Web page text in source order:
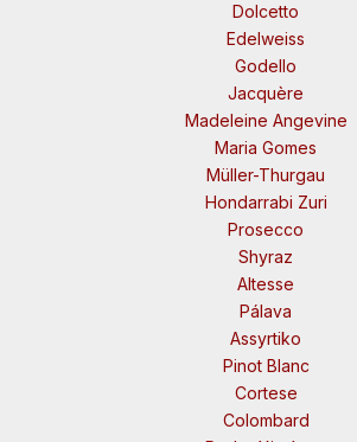
Dolcetto
Edelweiss
Godello
Jacquère
Madeleine Angevine
Maria Gomes
Müller-Thurgau
Hondarrabi Zuri
Prosecco
Shyraz
Altesse
Pálava
Assyrtiko
Pinot Blanc
Cortese
Colombard